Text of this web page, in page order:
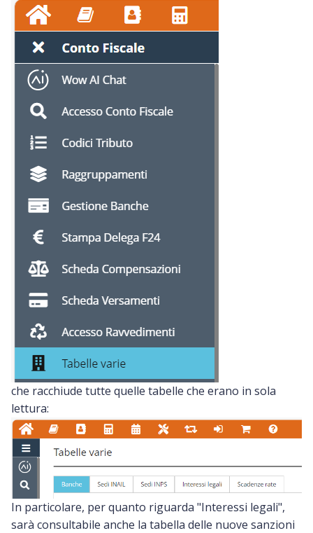
che racchiude tutte quelle tabelle che erano in sola
lettura:
In particolare, per quanto riguarda "Interessi legali",
sarà consultabile anche la tabella delle nuove sanzioni